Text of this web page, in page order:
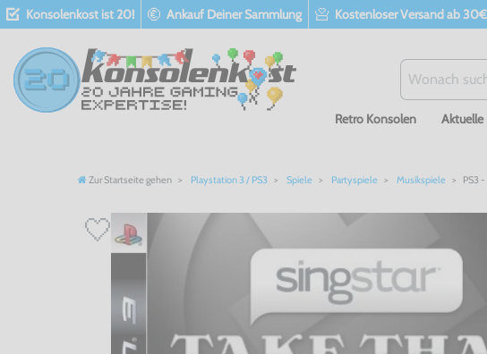
Konsolenkost ist 20! Ankauf Deiner Sammlung Kostenloser Versand ab 30€
Retro Konsolen Aktuelle
Zur Startseite gehen Playstation 3 / PS3 Spiele Partyspiele Musikspiele PS3